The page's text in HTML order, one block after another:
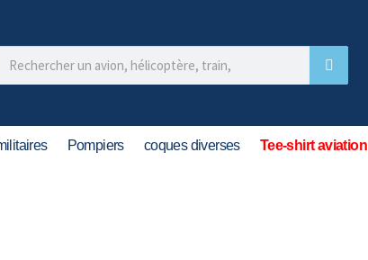
Pompiers coques diverses Tee-shirt aviation